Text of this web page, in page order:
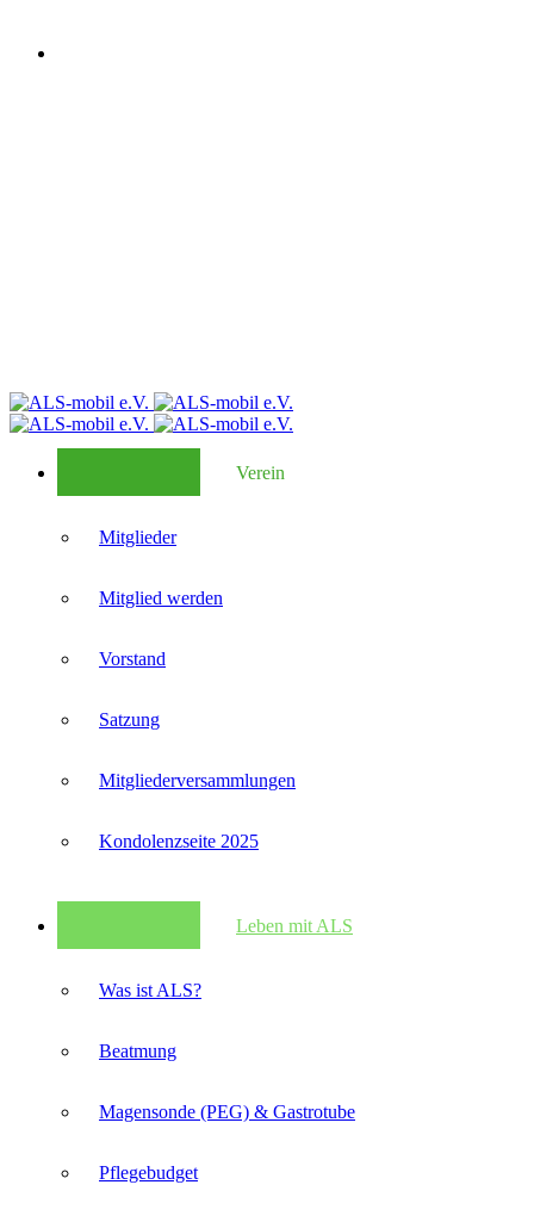
Verein
Mitglieder
Mitglied werden
Vorstand
Satzung
Mitglieder­versammlungen
Kondolenzseite 2025
Leben mit ALS
Was ist ALS?
Beatmung
Magensonde (PEG) & Gastrotube
Pflegebudget